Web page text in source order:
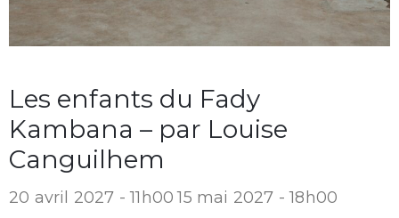
Les enfants du Fady
Kambana – par Louise
Canguilhem
20 avril 2027 - 11h00 15 mai 2027 - 18h00